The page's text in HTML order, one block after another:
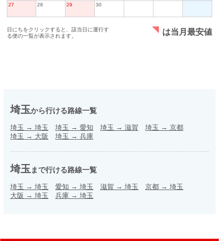
27 28 29 30
日にちをクリックすると、該当日に運行す
る便の一覧が表示されます。
は当月最安値
埼玉から行ける路線一覧
埼玉 → 埼玉 埼玉 → 愛知 埼玉 → 滋賀 埼玉 → 京都
埼玉 → 大阪 埼玉 → 兵庫
埼玉 まで行ける路線一覧
埼玉 → 埼玉 愛知 → 埼玉 滋賀 → 埼玉 京都 → 埼玉
大阪 → 埼玉 兵庫 → 埼玉